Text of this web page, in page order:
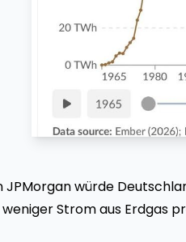
würde
Strom aus Erdgas